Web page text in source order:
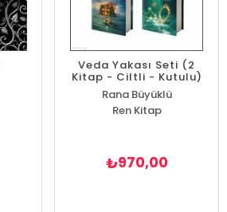
Veda Yakası Seti (2
Kitap - Ciltli - Kutulu)
Rana Büyüklü
Ren Kitap
₺970,00